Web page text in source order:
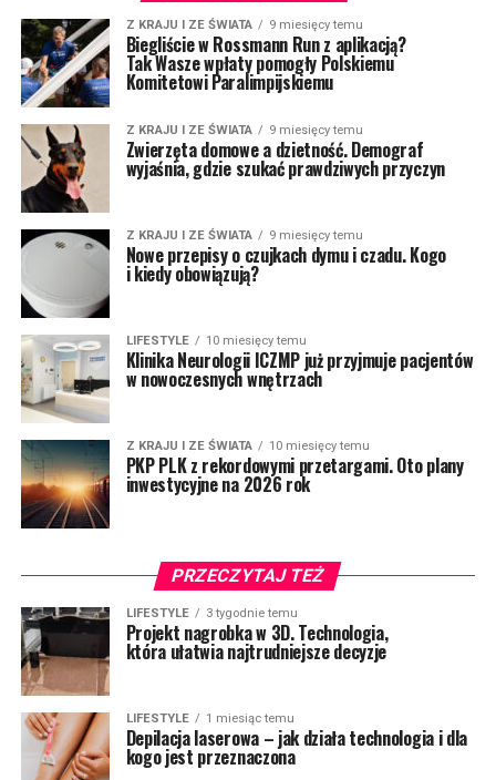
Z KRAJU I ZE ŚWIATA 9 miesięcy temu
Biegliście w Rossmann Run z aplikacją?
Tak Wasze wpłaty pomogły Polskiemu
Komitetowi Paralimpijskiemu
Z KRAJU I ZE ŚWIATA 9 miesięcy temu
Zwierzęta domowe a dzietność. Demograf
wyjaśnia, gdzie szukać prawdziwych przyczyn
Z KRAJU I ZE ŚWIATA 9 miesięcy temu
Nowe przepisy o czujkach dymu i czadu. Kogo
i kiedy obowiązują?
LIFESTYLE 10 miesięcy temu
Klinika Neurologii ICZMP już przyjmuje pacjentów
w nowoczesnych wnętrzach
Z KRAJU I ZE ŚWIATA 10 miesięcy temu
PKP PLK z rekordowymi przetargami. Oto plany
inwestycyjne na 2026 rok
PRZECZYTAJ TEŻ
LIFESTYLE 3 tygodnie temu
Projekt nagrobka w 3D. Technologia,
która ułatwia najtrudniejsze decyzje
LIFESTYLE 1 miesiąc temu
Depilacja laserowa – jak działa technologia i dla
kogo jest przeznaczona